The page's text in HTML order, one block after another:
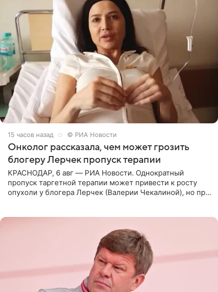
15 часов назад © РИА Новости
Онколог рассказала, чем может грозить
блогеру Лерчек пропуск терапии
КРАСНОДАР, 6 авг — РИА Новости. Однократный
пропуск таргетной терапии может привести к росту
опухоли у блогера Лерчек (Валерии Чекалиной), но при